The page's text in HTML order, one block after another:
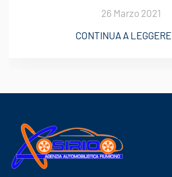
26 Marzo 2021
CONTINUA A LEGGERE